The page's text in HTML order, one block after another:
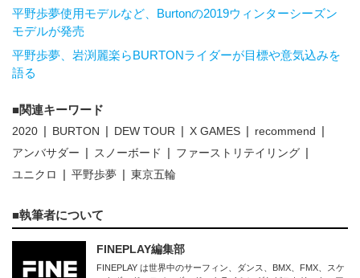
平野歩夢使用モデルなど、Burtonの2019ウィンターシーズン
モデルが発売
平野歩夢、岩渕麗楽らBURTONライダーが目標や意気込みを
語る
関連キーワード
2020 BURTON DEW TOUR X GAMES
recommend
アンバサダー
スノーボード
ファーストリテイリング
ユニクロ
平野歩夢 東京五輪
執筆者について
FINEPLAY編集部
FINEPLAY は世界中のサーフィン、ダンス、BMX、FMX、スケ